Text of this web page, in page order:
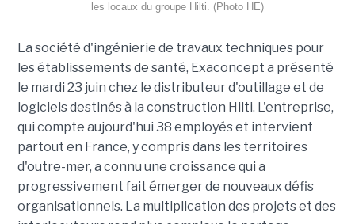
les locaux du groupe Hilti. (Photo HE)
La société d'ingénierie de travaux techniques pour
les établissements de santé, Exaconcept a présenté
le mardi 23 juin chez le distributeur d'outillage et de
logiciels destinés à la construction Hilti. L'entreprise,
qui compte aujourd'hui 38 employés et intervient
partout en France, y compris dans les territoires
d'outre-mer, a connu une croissance qui a
progressivement fait émerger de nouveaux défis
organisationnels. La multiplication des projets et des